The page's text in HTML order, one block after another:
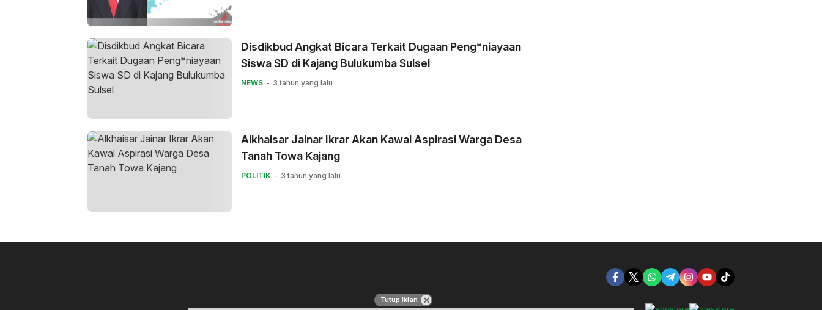
Disdikbud Angkat Bicara Terkait Dugaan Peng*niayaan
Siswa SD di Kajang Bulukumba Sulsel
NEWS 3 tahun yang lalu
Alkhaisar Jainar Ikrar Akan Kawal Aspirasi Warga Desa
Tanah Towa Kajang
POLITIK 3 tahun yang lalu
Tutup Iklan